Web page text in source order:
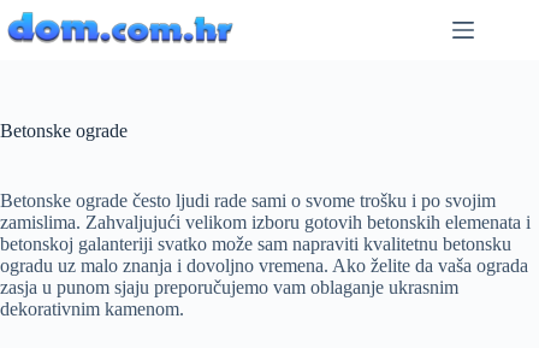
Preskoči
na
Betonske ograde
Betonske ograde često ljudi rade sami o svome trošku i po svojim
zamislima. Zahvaljujući velikom izboru gotovih betonskih elemenata i
betonskoj galanteriji svatko može sam napraviti kvalitetnu betonsku
ogradu uz malo znanja i dovoljno vremena. Ako želite da vaša ograda
zasja u punom sjaju preporučujemo vam oblaganje ukrasnim
dekorativnim kamenom.